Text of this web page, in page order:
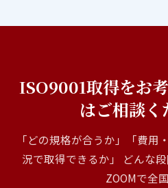
ISO9001取得をお
はご相談く
「どの規格が合うか」「費用
況で取得できるか」 どんな
ZOOMで全